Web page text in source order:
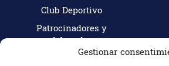
Gestionar
Club Deportivo
Patrocinadores y
colaboradores
Tienda